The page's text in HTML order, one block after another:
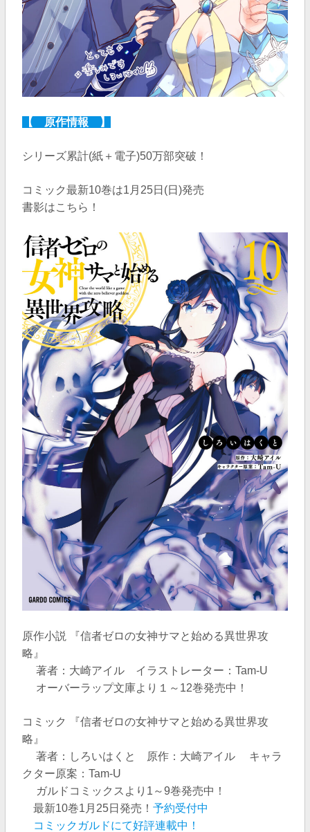
【 原作情報 】
シリーズ累計(紙＋電子)50万部突破！
コミック最新10巻は1月25日(日)発売
書影はこちら！
原作小説 『信者ゼロの女神サマと始める異世界攻
略』
著者：大崎アイル イラストレーター：Tam-U
オーバーラップ文庫より１～12巻発売中！
コミック 『信者ゼロの女神サマと始める異世界攻
略』
著者：しろいはくと 原作：大崎アイル キャラ
クター原案：Tam-U
ガルドコミックスより1～9巻発売中！
最新10巻1月25日発売！ 予約受付中
コミックガルドにて好評連載中！